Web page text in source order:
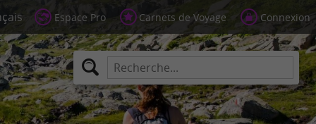
Espace Pro Carnets de Voyage Connexion